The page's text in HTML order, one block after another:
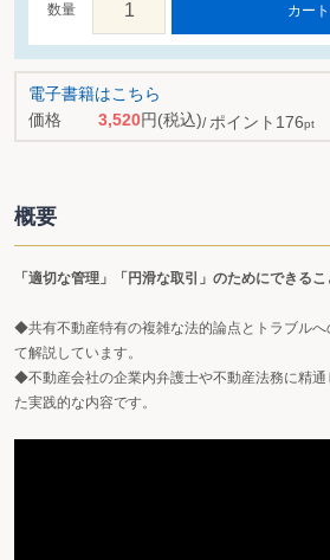
数量 カー
電子書籍はこちら
価格
3,520円(税込) ポイント 176pt
概要
「適切な管理」「円滑な取引」のためにできるこ
◆共有不動産特有の複雑な法的論点とトラブル
て解説しています。
◆不動産会社の企業内弁護士や不動産法務に精通
た実践的な内容です。